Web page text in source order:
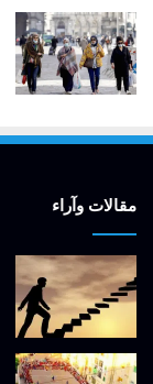
مقالات وآراء